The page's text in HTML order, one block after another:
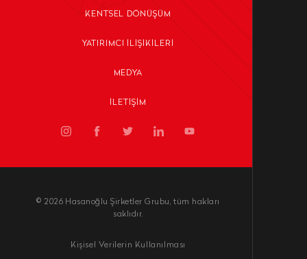
KENTSEL DÖNÜŞÜM
YATIRIMCI İLIŞIKILERI
MEDYA
İLETIŞIM
© 2026 Hasanoğlu Şirketler Grubu, tüm hakları
saklıdır.
Kişisel Verilerin Kullanılması